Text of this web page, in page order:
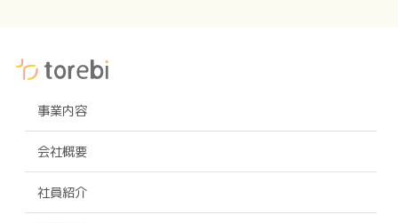
事業内容
会社概要
社員紹介